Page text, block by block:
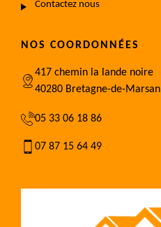
Contactez nous
NOS COORDONNÉES
417 chemin la lande noire
40280 Bretagne-de-Marsan
05 33 06 18 86
07 87 15 64 49